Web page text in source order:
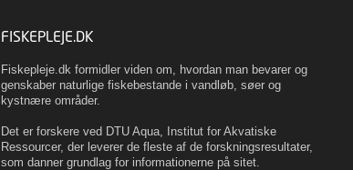
FISKEPLEJE.DK
Fiskepleje.dk formidler viden om, hvordan man bevarer og
genskaber naturlige fiskebestande i vandløb, søer og
kystnære områder.
Det er forskere ved DTU Aqua, Institut for Akvatiske
Ressourcer, der leverer de fleste af de forskningsresultater,
som danner grundlag for informationerne på sitet.